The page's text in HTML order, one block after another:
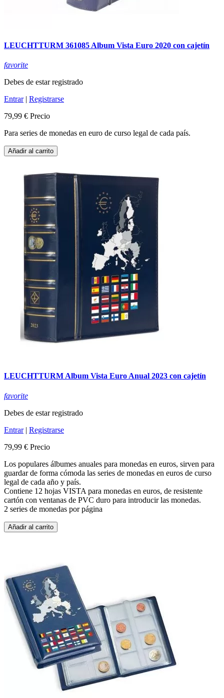
LEUCHTTURM 361085 Album Vista Euro 2020 con cajetín
favorite
Debes de estar registrado
Entrar| Registrarse
79,99 € Precio
Para series de monedas en euro de curso legal de cada país.
Añadir al carrito
LEUCHTTURM Album Vista Euro Anual 2023 con cajetín
favorite
Debes de estar registrado
Entrar| Registrarse
79,99 € Precio
Los populares álbumes anuales para monedas en euros, sirven para
guardar de forma cómoda las series de monedas en euros de curso
legal de cada año y país.
Contiene 12 hojas VISTA para monedas en euros, de resistente
cartón con ventanas de PVC duro para introducir las monedas.
2 series de monedas por página
Añadir al carrito